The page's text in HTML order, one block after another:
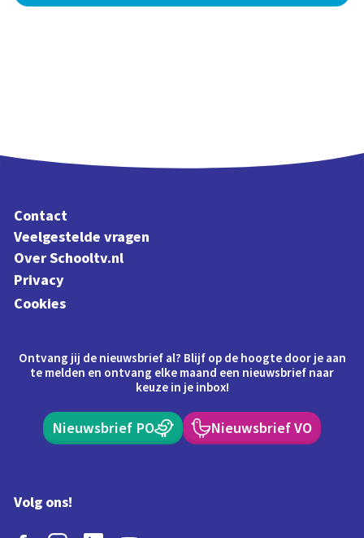
Contact
Veelgestelde vragen
Over Schooltv.nl
Privacy
Cookies
Ontvang jij de nieuwsbrief al? Blijf op de hoogte door je aan
te melden en ontvang elke maand een nieuwsbrief naar
keuze in je inbox!
Nieuwsbrief PO Nieuwsbrief VO
Volg ons!